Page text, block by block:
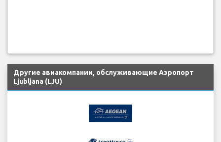
Другие авиакомпании, обслуживающие Аэропорт
Ljubljana (LJU)